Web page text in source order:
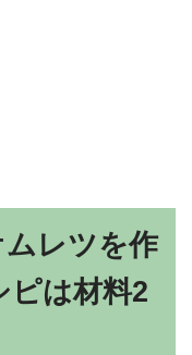
レツを作
ピは材料2